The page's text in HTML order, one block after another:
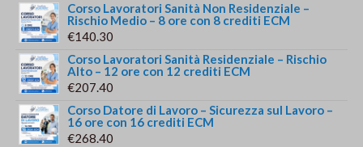
Corso Lavoratori Sanità Non Residenziale –
Rischio Medio – 8 ore con 8 crediti ECM
€140.30
Corso Lavoratori Sanità Residenziale – Rischio
Alto – 12 ore con 12 crediti ECM
€207.40
Corso Datore di Lavoro – Sicurezza sul Lavoro –
16 ore con 16 crediti ECM
€268.40